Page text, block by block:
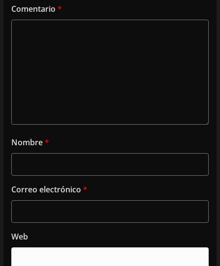
Comentario *
Nombre*
Correo electrónico *
Web